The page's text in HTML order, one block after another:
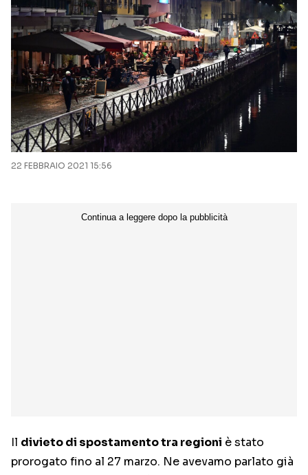
22 FEBBRAIO 2021 15:56
Il divieto di spostamento tra regioni è stato
prorogato fino al 27 marzo. Ne avevamo parlato già